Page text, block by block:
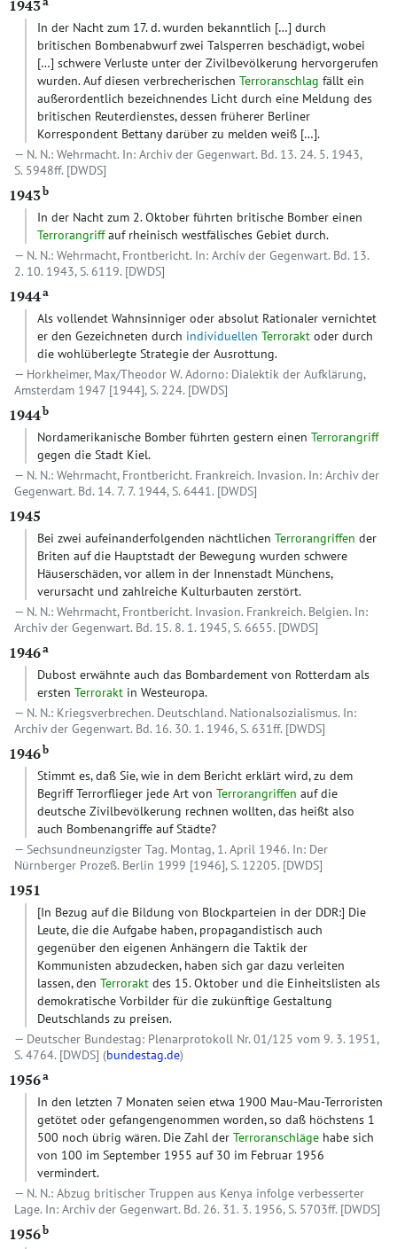
1943
In der Nacht zum 17. d. wurden bekanntlich […] durch
britischen Bombenabwurf zwei Talsperren beschädigt, wobei
[…] schwere Verluste unter der Zivilbevölkerung hervorgerufen
wurden. Auf diesen verbrecherischen Terroranschlag fällt ein
außerordentlich bezeichnendes Licht durch eine Meldung des
britischen Reuterdienstes, dessen früherer Berliner
Korrespondent Bettany darüber zu melden weiß […].
N. N.: Wehrmacht. In: Archiv der Gegenwart. Bd. 13. 24. 5. 1943,
S. 5948ff. [DWDS]
1943b
In der Nacht zum 2. Oktober führten britische Bomber einen
Terrorangriffauf rheinisch westfälisches Gebiet durch.
N. N.: Wehrmacht, Frontbericht. In: Archiv der Gegenwart. Bd. 13.
2. 10. 1943, S. 6119. [DWDS]
1944a
Als vollendet Wahnsinniger oder absolut Rationaler vernichtet
er den Gezeichneten durch individuellen Terrorakt oder durch
die wohlüberlegte Strategie der Ausrottung.
Horkheimer, Max/Theodor W. Adorno: Dialektik der Aufklärung,
Amsterdam 1947 [1944], S. 224. [DWDS]
1944b
Nordamerikanische Bomber führten gestern einen Terrorangriff
gegen die Stadt Kiel.
N. N.: Wehrmacht, Frontbericht. Frankreich. Invasion. In: Archiv der
Gegenwart. Bd. 14. 7. 7. 1944, S. 6441. [DWDS]
1945
Bei zwei aufeinanderfolgenden nächtlichen Terrorangriffen der
Briten auf die Hauptstadt der Bewegung wurden schwere
Häuserschäden, vor allem in der Innenstadt Münchens,
verursacht und zahlreiche Kulturbauten zerstört.
N. N.: Wehrmacht, Frontbericht. Invasion. Frankreich. Belgien. In:
Archiv der Gegenwart. Bd. 15. 8. 1. 1945, S. 6655. [DWDS]
1946a
Dubost erwähnte auch das Bombardement von Rotterdam als
ersten Terrorakt in Westeuropa.
N. N.: Kriegsverbrechen. Deutschland. Nationalsozialismus. In:
Archiv der Gegenwart. Bd. 16. 30. 1. 1946, S. 631ff. [DWDS]
1946b
Stimmt es, daß Sie, wie in dem Bericht erklärt wird, zu dem
Begriff Terrorflieger jede Art von Terrorangriffen auf die
deutsche Zivilbevölkerung rechnen wollten, das heißt also
auch Bombenangriffe auf Städte?
Sechsundneunzigster Tag. Montag, 1. April 1946. In: Der
Nürnberger Prozeß. Berlin 1999 [1946], S. 12205. [DWDS]
1951
[In Bezug auf die Bildung von Blockparteien in der DDR:] Die
Leute, die die Aufgabe haben, propagandistisch auch
gegenüber den eigenen Anhängern die Taktik der
Kommunisten abzudecken, haben sich gar dazu verleiten
lassen, den Terrorakt des 15. Oktober und die Einheitslisten als
demokratische Vorbilder für die zukünftige Gestaltung
Deutschlands zu preisen.
Deutscher Bundestag: Plenarprotokoll Nr. 01/125 vom 9. 3. 1951,
S. 4764. [DWDS] (bundestag.de)
1956a
In den letzten 7 Monaten seien etwa 1900 Mau-Mau-Terroristen
getötet oder gefangengenommen worden, so daß höchstens 1
500 noch übrig wären. Die Zahl der Terroranschläge habe sich
von 100 im September 1955 auf 30 im Februar 1956
vermindert.
N. N.: Abzug britischer Truppen aus Kenya infolge verbesserter
Lage. In: Archiv der Gegenwart. Bd. 26. 31. 3. 1956, S. 5703ff. [DWDS]
1956b